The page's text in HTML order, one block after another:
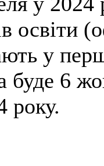
освіти
у
буде 6
року.